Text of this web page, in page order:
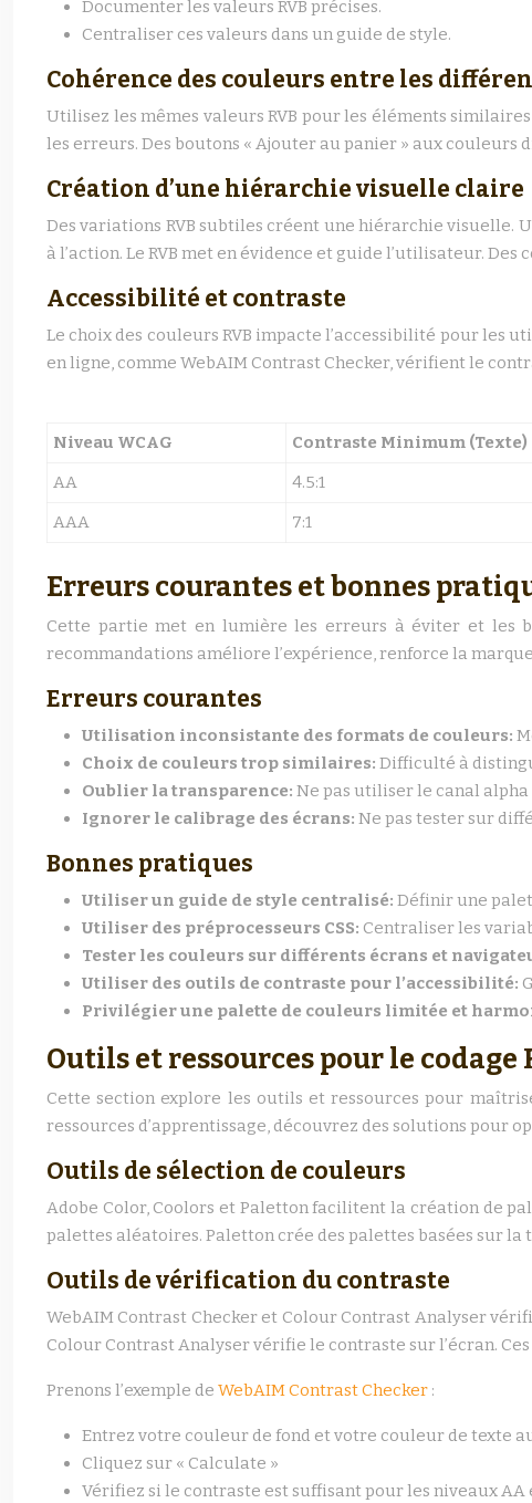
Documenter les valeurs RVB précises.
Centraliser ces valeurs dans un guide de style.
Cohérence des couleurs entre les
Utilisez les mêmes valeurs RVB pour les éléments
les erreurs. Des boutons « Ajouter au panier » aux
Création d’une hiérarchie visuelle claire
Des variations RVB subtiles créent une hiérarchie visuelle.
à l’action. Le RVB met en évidence et guide l’utilisateur.
Accessibilité et contraste
Le choix des couleurs RVB impacte l’accessibilité pour les
en ligne, comme WebAIM Contrast Checker, vérifient le
Niveau WCAG Contraste Minimum (Texte)
AA
4.5:1
AAA
7:1
Erreurs courantes et bonnes
Cette partie met en lumière les erreurs à éviter et les
recommandations améliore l’expérience, renforce la
Erreurs courantes
Utilisation inconsistante des formats de couleurs:
Choix de couleurs trop similaires: Difficulté à
Oublier la transparence: Ne pas utiliser le canal alpha
Ignorer le calibrage des écrans: Ne pas tester sur
Bonnes pratiques
Utiliser un guide de style centralisé: Définir une
Utiliser des préprocesseurs CSS: Centraliser les
Tester les couleurs sur différents écrans et
Utiliser des outils de contraste pour l’accessibilité:
Privilégier une palette de couleurs limitée et
Outils et ressources pour le
Cette section explore les outils et ressources pour
ressources d’apprentissage, découvrez des solutions pour
Outils de sélection de couleurs
Adobe Color, Coolors et Paletton facilitent la création de
palettes aléatoires. Paletton crée des palettes basées sur
Outils de vérification du contraste
WebAIM Contrast Checker et Colour Contrast Analyser
Colour Contrast Analyser vérifie le contraste sur l’écran.
Prenons l’exemple de WebAIM Contrast Checker :
Entrez votre couleur de fond et votre couleur de texte
Cliquez sur « Calculate »
Vérifiez si le contraste est suffisant pour les niveaux AA